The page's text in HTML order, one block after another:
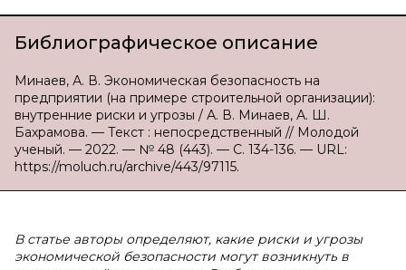
Библиографическое описание
Минаев, А. В. Экономическая безопасность на
предприятии (на примере строительной организации):
внутренние риски и угрозы / А. В. Минаев, А. Ш.
Бахрамова. — Текст : непосредственный // Молодой
ученый. — 2022. — № 48 (443). — С. 134-136. — URL:
https://moluch.ru/archive/443/97115.
В статье авторы определяют, какие риски и угрозы
экономической безопасности могут возникнуть в